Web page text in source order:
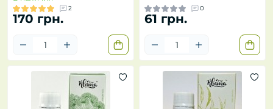
2
170 грн.
0
61 грн.